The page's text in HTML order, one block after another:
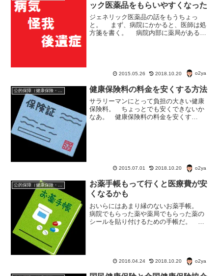
ック医薬品をもらいやすくなった
ジェネリック医薬品の話をもうちょっ
と。 まず、病院にかかると、医師は処
方箋を書く。 病院内部に薬局がある場
2015.05.26 2018.10.20 o2ya
健康保険料の料金を安くする方法
サラリーマンにとって負担の大きい健康
保険料。 ちょっとでも安くできないか
なあ。 健康保険料の料金を安くす
2015.07.01 2018.10.20 o2ya
公的保障（健康保険・年金・雇用保険・生活保護・災害時の補償）
お薬手帳もって行くと医療費が安
くなるかも
おいらにはあまり縁のないお薬手帳。
病院でもらった薬や薬局でもらった薬の
シールを貼り付けるための手帳だ。 病
2016.04.24 2018.10.20 o2ya